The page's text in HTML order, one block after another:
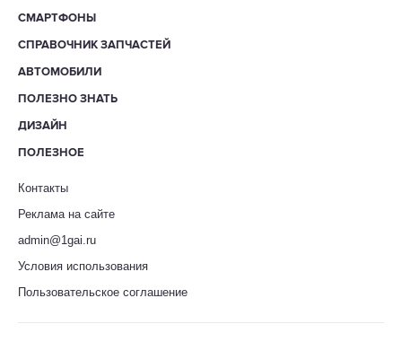
СМАРТФОНЫ
СПРАВОЧНИК ЗАПЧАСТЕЙ
АВТОМОБИЛИ
ПОЛЕЗНО ЗНАТЬ
ДИЗАЙН
ПОЛЕЗНОЕ
Контакты
Реклама на сайте
admin@1gai.ru
Условия использования
Пользовательское соглашение